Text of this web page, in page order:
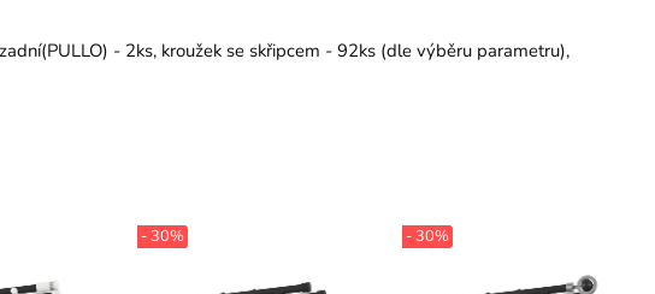
- 2ks, kroužek se skřipcem - 92ks (dle výběru parametru),
- 30% - 30%